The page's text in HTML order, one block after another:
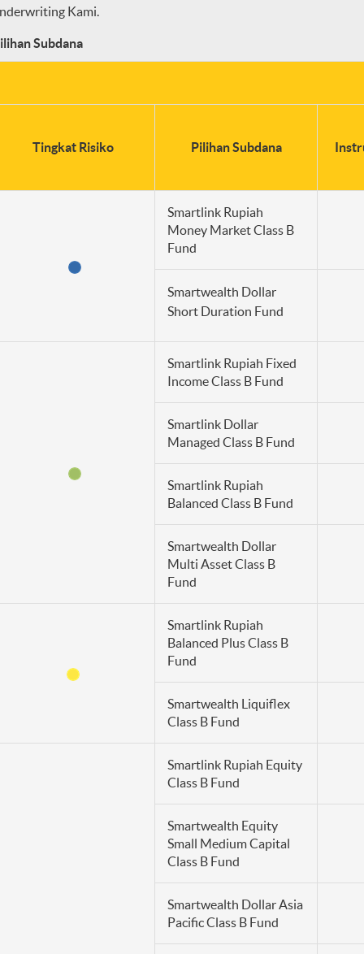
Kami.
Subdana
Tingkat Risiko Pilihan Subdana
Smartlink Rupiah
Money Market Class B
Fund
Smartwealth Dollar
Short Duration Fund
Smartlink Rupiah Fixed
Income Class B Fund
Smartlink Dollar
Managed Class B Fund
Smartlink Rupiah
Balanced Class B Fund
Smartwealth Dollar
Multi Asset Class B
Fund
Smartlink Rupiah
Balanced Plus Class B
Fund
Smartwealth Liquiflex
Class B Fund
Smartlink Rupiah Equity
Class B Fund
Smartwealth Equity
Small Medium Capital
Class B Fund
Smartwealth Dollar Asia
Pacific Class B Fund